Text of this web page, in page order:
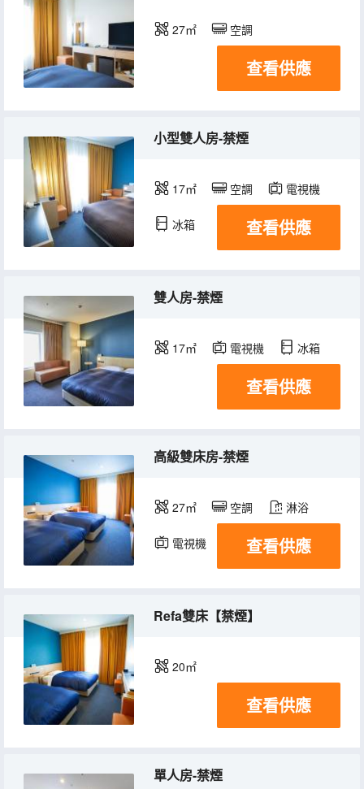
27㎡ 空調
查看供應
小型雙人房-禁煙
17㎡ 空調 電視機
冰箱 查看供應
雙人房-禁煙
17㎡ 電視機 冰箱
查看供應
高級雙床房-禁煙
27㎡ 空調 淋浴
電視機 冰箱
查看供應
Refa雙床【禁煙】
20㎡
查看供應
單人房-禁煙